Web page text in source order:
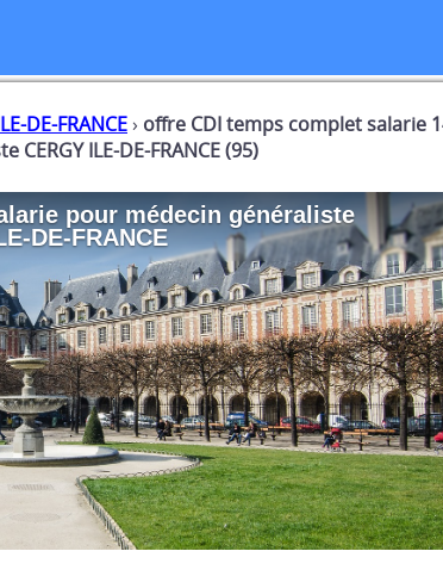
DE-FRANCE› offre CDI temps complet salarie
ILE-DE-FRANCE (95)
pourmédecin généraliste
DE-FRANCE